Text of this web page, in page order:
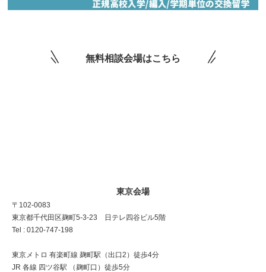
無料相談会場はこちら
東京会場
〒102-0083
東京都千代田区麹町5-3-23 日テレ四谷ビル5階
Tel : 0120-747-198
東京メトロ 有楽町線 麹町駅（出口2）徒歩4分
JR 各線 四ツ谷駅 （麹町口）徒歩5分